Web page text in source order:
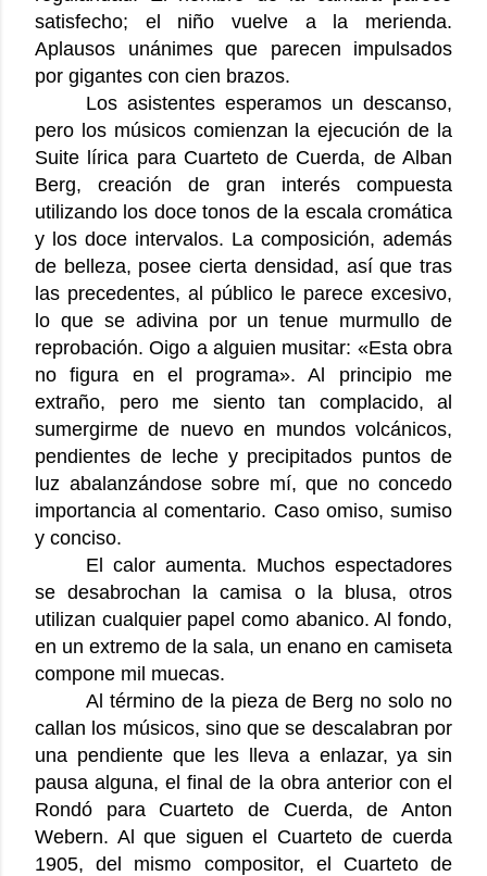
satisfecho; el niño vuelve a la merienda.
Aplausos unánimes que parecen impulsados
por gigantes con cien brazos.
Los asistentes esperamos un descanso,
pero los músicos comienzan la ejecución de la
Suite lírica para Cuarteto de Cuerda, de Alban
Berg, creación de gran interés compuesta
utilizando los doce tonos de la escala cromática
y los doce intervalos. La composición, además
de belleza, posee cierta densidad, así que tras
las precedentes, al público le parece excesivo,
lo que se adivina por un tenue murmullo de
reprobación. Oigo a alguien musitar: «Esta obra
no figura en el programa». Al principio me
extraño, pero me siento tan complacido, al
sumergirme de nuevo en mundos volcánicos,
pendientes de leche y precipitados puntos de
luz abalanzándose sobre mí, que no concedo
importancia al comentario. Caso omiso, sumiso
y conciso.
El calor aumenta. Muchos espectadores
se desabrochan la camisa o la blusa, otros
utilizan cualquier papel como abanico. Al fondo,
en un extremo de la sala, un enano en camiseta
compone mil muecas.
Al término de la pieza de Berg no solo no
callan los músicos, sino que se descalabran por
una pendiente que les lleva a enlazar, ya sin
pausa alguna, el final de la obra anterior con el
Rondó para Cuarteto de Cuerda, de Anton
Webern. Al que siguen el Cuarteto de cuerda
1905, del mismo compositor, el Cuarteto de